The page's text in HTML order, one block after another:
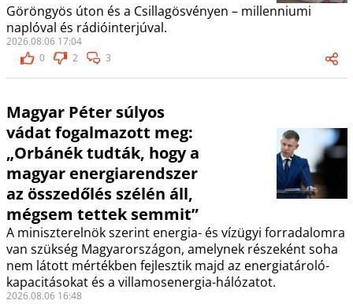
Göröngyös úton és a Csillagösvényen – millenniumi
naplóval és rádióinterjúval.
2026.08.06 17:04
0
2 3
Magyar Péter súlyos
vádat fogalmazott meg:
„Orbánék tudták, hogy a
magyar energiarendszer
az összedőlés szélén áll,
mégsem tettek semmit”
A miniszterelnök szerint energia- és vízügyi forradalomra
van szükség Magyarországon, amelynek részeként soha
nem látott mértékben fejlesztik majd az energiatároló-
kapacitásokat és a villamosenergia-hálózatot.
2026.08.06 16:48